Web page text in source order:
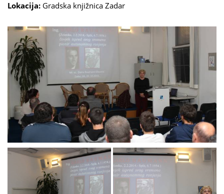
Lokacija: Gradska knjižnica Zadar